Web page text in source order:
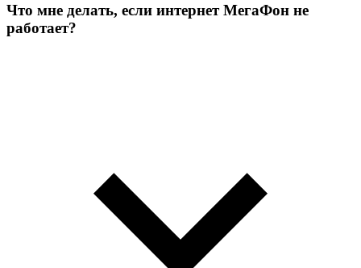
Что мне делать, если интернет МегаФон не
работает?